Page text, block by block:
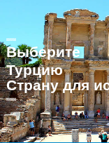
Выберите
Турцию
Страну для